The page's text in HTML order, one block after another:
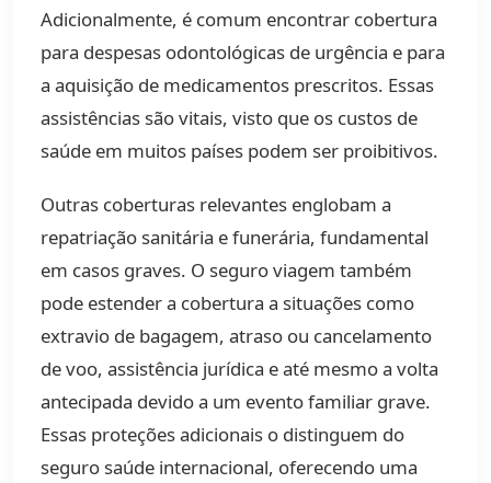
Adicionalmente, é comum encontrar cobertura
para despesas odontológicas de urgência e para
a aquisição de medicamentos prescritos. Essas
assistências são vitais, visto que os custos de
saúde em muitos países podem ser proibitivos.
Outras coberturas relevantes englobam a
repatriação sanitária e funerária, fundamental
em casos graves. O seguro viagem também
pode estender a cobertura a situações como
extravio de bagagem, atraso ou cancelamento
de voo, assistência jurídica e até mesmo a volta
antecipada devido a um evento familiar grave.
Essas proteções adicionais o distinguem do
seguro saúde internacional, oferecendo uma